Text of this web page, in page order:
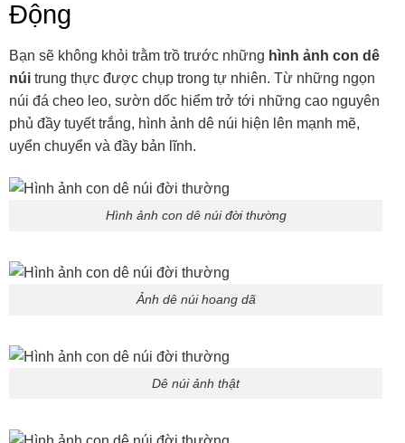
Động
Bạn sẽ không khỏi trằm trồ trước những hình ảnh con dê
núi trung thực được chụp trong tự nhiên. Từ những ngọn
núi đá cheo leo, sườn dốc hiểm trở tới những cao nguyên
phủ đầy tuyết trắng, hình ảnh dê núi hiện lên mạnh mẽ,
uyển chuyển và đầy bản lĩnh.
Hình ảnh con dê núi đời thường
Ảnh dê núi hoang dã
Dê núi ảnh thật